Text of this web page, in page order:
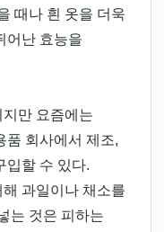
때나 흰 옷을 더욱
어난 효능을
만 요즘에는
품 회사에서 제조,
입할 수 있다.
과일이나 채소를
는 것은 피하는